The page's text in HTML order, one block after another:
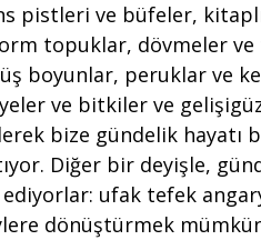
pistleri ve büfeler,
topuklar, dövmeler
boyunlar, peruklar ve
ve bitkiler ve
bize gündelik hayatı
Diğer bir deyişle,
ufak tefek
dönüştürmek